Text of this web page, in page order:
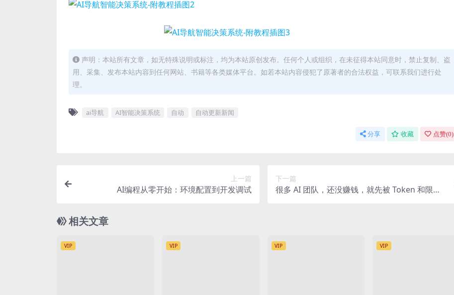
声明：本站所有文章，如无特殊说明或标注，均为本站原创发布。任何个人或组织，在未征得本站同意时，禁止复制、盗
用、采集、发布本站内容到任何网站、书籍等各类媒体平台。如若本站内容侵犯了原著者的合法权益，可联系我们进行处
理。
ai导航 AI智能决策系统 自动 自动更新新闻
分享 收藏 点赞(0)
上一篇
AI编程从零开始：环境配置到开发调试
下一篇
很多 AI 团队，还没赚钱，就先被 Token 和限流
相关文章
VIP VIP VIP VIP